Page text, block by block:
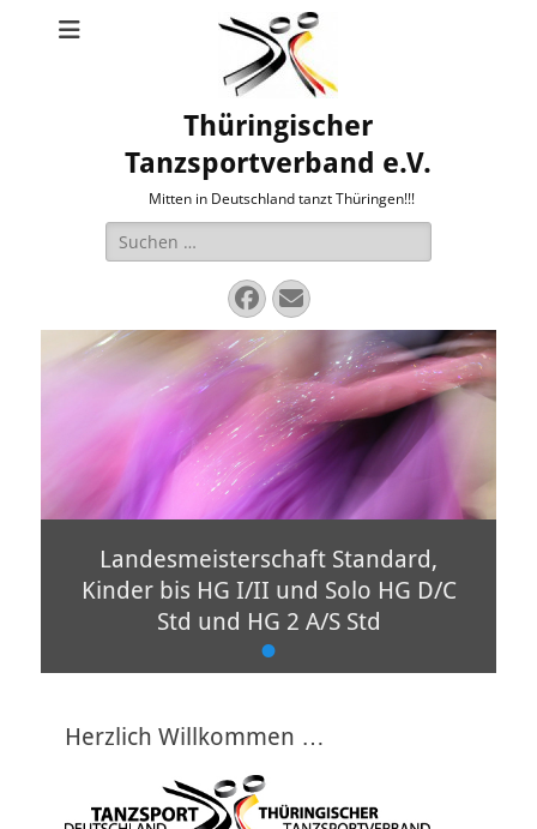
Thüringischer
Tanzsportverband e.V.
Mitten in Deutschland tanzt Thüringen!!!
Suche
nach:
Facebook
E-
Mail
•
Landesmeisterschaft Standard,
Kinder bis HG I/II und Solo HG D/C
Std und HG 2 A/S Std
am
admin
Herzlich Willkommen …